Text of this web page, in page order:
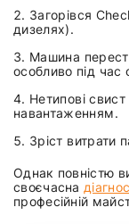
Загорівся
дизелях).
Машина
особливо під час
Нетипові
навантаженням.
Зріст витрати
Однак повністю
своєчасна
професійній